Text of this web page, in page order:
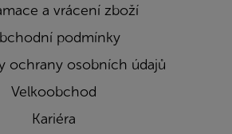
a vrácení zboží
podmínky
ochrany osobních údajů
Velkoobchod
Kariéra